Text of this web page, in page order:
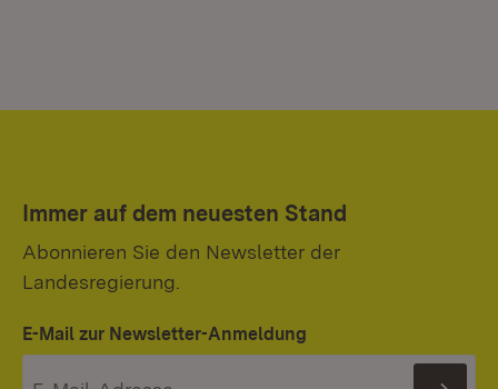
Immer auf dem neuesten Stand
Abonnieren Sie den Newsletter der
Landesregierung.
E-Mail zur Newsletter-Anmeldung